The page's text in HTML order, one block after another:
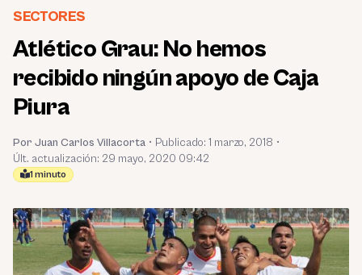
SECTORES
Atlético Grau: No hemos
recibido ningún apoyo de Caja
Piura
Por Juan Carlos Villacorta • Publicado: 1 marzo, 2018 •
Últ. actualización: 29 mayo, 2020 09:42
1 minuto